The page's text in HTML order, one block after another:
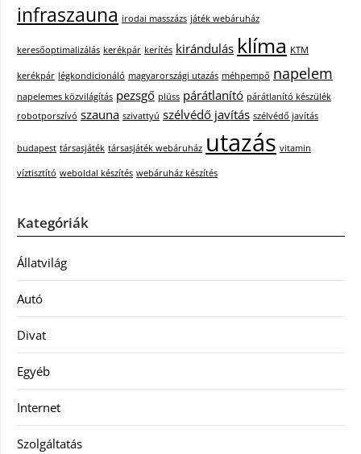
infraszauna irodai masszázs játék webáruház
keresőoptimalizálás kerékpár kerítés kirándulás klíma KTM
kerékpár légkondicionáló magyarországi utazás méhpempő napelem
napelemes közvilágítás pezsgő plüss párátlanító párátlanító készülék
robotporszívó szauna szivattyú szélvédő javítás szélvédő javítás
budapest társasjáték társasjáték webáruház utazás vitamin
víztisztító weboldal készítés webáruház készítés
Kategóriák
Állatvilág
Autó
Divat
Egyéb
Internet
Szolgáltatás